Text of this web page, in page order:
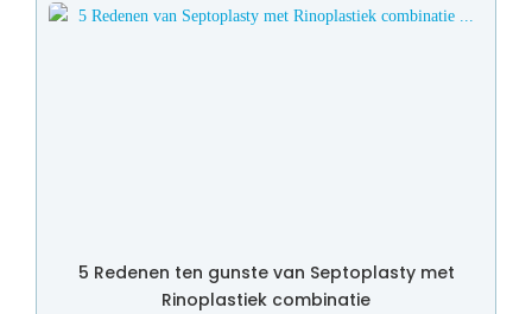
5 Redenen ten gunste van Septoplasty met
Rinoplastiek combinatie